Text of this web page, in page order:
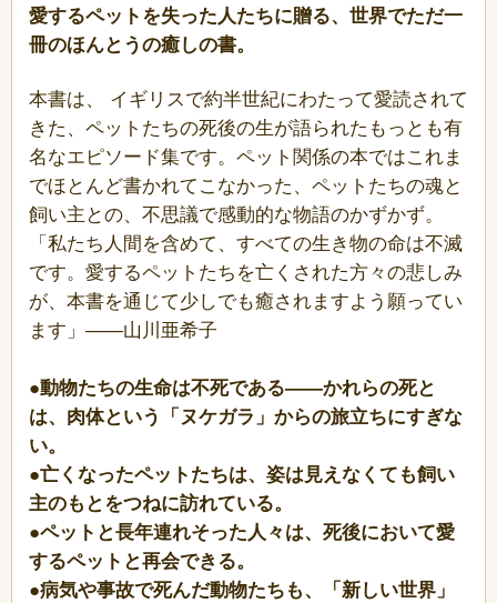
愛するペットを失った人たちに贈る、世界でただ一
冊のほんとうの癒しの書。
本書は、 イギリスで約半世紀にわたって愛読されて
きた、ペットたちの死後の生が語られたもっとも有
名なエピソード集です。ペット関係の本ではこれま
でほとんど書かれてこなかった、ペットたちの魂と
飼い主との、不思議で感動的な物語のかずかず。
「私たち人間を含めて、すべての生き物の命は不滅
です。愛するペットたちを亡くされた方々の悲しみ
が、本書を通じて少しでも癒されますよう願ってい
ます」――山川亜希子
●動物たちの生命は不死である――かれらの死と
は、肉体という「ヌケガラ」からの旅立ちにすぎな
い。
●亡くなったペットたちは、姿は見えなくても飼い
主のもとをつねに訪れている。
●ペットと長年連れそった人々は、死後において愛
するペットと再会できる。
●病気や事故で死んだ動物たちも、「新しい世界」